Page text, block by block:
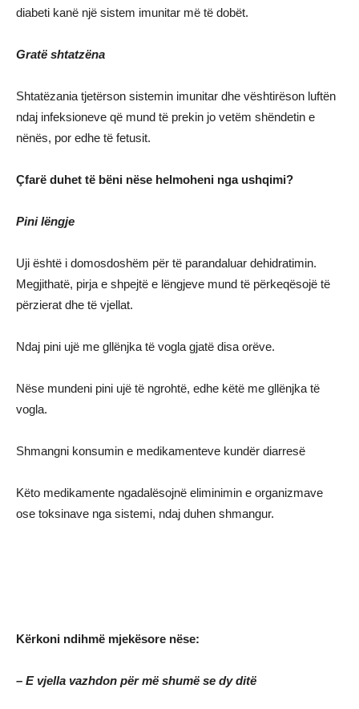
diabeti kanë një sistem imunitar më të dobët.
Gratë shtatzëna
Shtatëzania tjetërson sistemin imunitar dhe vështirëson luftën
ndaj infeksioneve që mund të prekin jo vetëm shëndetin e
nënës, por edhe të fetusit.
Çfarë duhet të bëni nëse helmoheni nga ushqimi?
Pini lëngje
Uji është i domosdoshëm për të parandaluar dehidratimin.
Megjithatë, pirja e shpejtë e lëngjeve mund të përkeqësojë të
përzierat dhe të vjellat.
Ndaj pini ujë me gllënjka të vogla gjatë disa orëve.
Nëse mundeni pini ujë të ngrohtë, edhe këtë me gllënjka të
vogla.
Shmangni konsumin e medikamenteve kundër diarresë
Këto medikamente ngadalësojnë eliminimin e organizmave
ose toksinave nga sistemi, ndaj duhen shmangur.
Kërkoni ndihmë mjekësore nëse:
– E vjella vazhdon për më shumë se dy ditë